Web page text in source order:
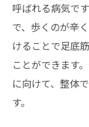
呼ばれる病気で
で、歩くのが辛
けることで足底
ことができます
に向けて、整体
す。